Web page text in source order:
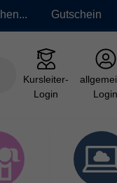
Gutschein
Kursleiter-
Login
Login